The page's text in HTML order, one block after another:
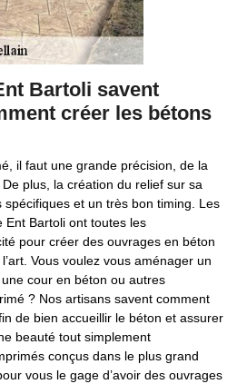
Bartoli savent
créer les bétons
il faut une grande précision, de la
plus, la création du relief sur sa
et un très bon timing. Les
Bartoli ont toutes les
pour créer des ouvrages en béton
Vous voulez vous aménager un
cour en béton ou autres
? Nos artisans savent comment
de bien accueillir le béton et assurer
beauté tout simplement
conçus dans le plus grand
vous le gage d’avoir des ouvrages